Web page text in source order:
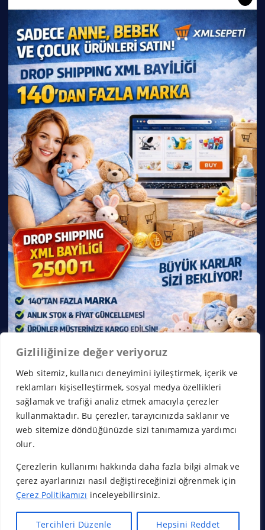
Gizliliğinize değer veriyoruz
Web sitemiz, kullanıcı deneyimini iyileştirmek, içerik ve
reklamları kişiselleştirmek, sosyal medya özellikleri
sağlamak ve trafiği analiz etmek amacıyla çerezler
kullanmaktadır. Bu çerezler, tarayıcınızda saklanır ve
web sitemize döndüğünüzde sizi tanımamıza yardımcı
olur.
Çerezlerin kullanımı hakkında daha fazla bilgi almak ve
çerez ayarlarınızı nasıl değiştireceğinizi öğrenmek için
Çerez Politikamızı inceleyebilirsiniz.
Tercihleri Düzenle Hepsini Reddet
Copyright © 2026 Franchise Borsası | Powered by
Themes